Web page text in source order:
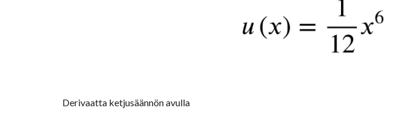
Derivaatta ketjusäännön avulla